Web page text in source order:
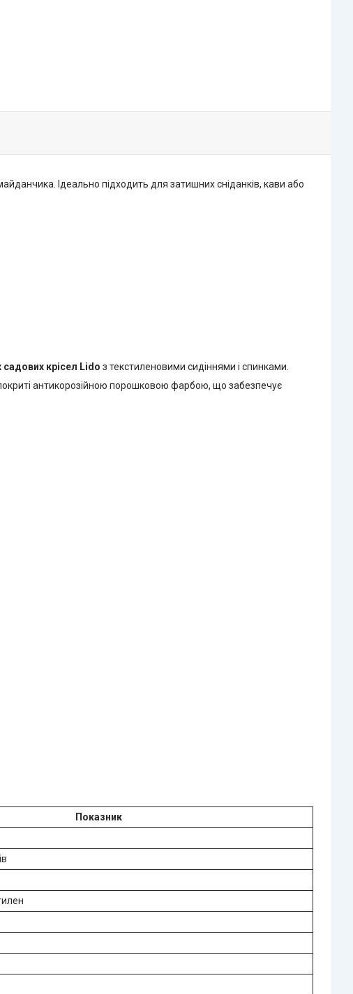
Ідеально підходить для затишних сніданків, кави або
садових крісел Lido з текстиленовими сидіннями і спинками.
антикорозійною порошковою фарбою, що забезпечує
Показник